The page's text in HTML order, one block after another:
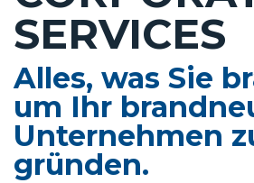
SERVICES
Alles, was Sie
um Ihr
Unternehmen
gründen.